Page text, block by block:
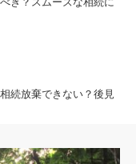
続放棄できない？後見